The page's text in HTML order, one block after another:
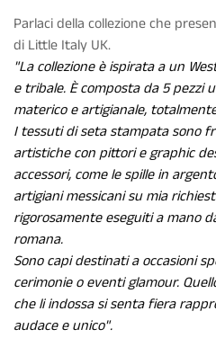
Parlaci della collezione che
di Little Italy UK.
"La collezione è ispirata a un
e tribale. È composta da 5 pezzi
materico e artigianale,
I tessuti di seta stampata sono
artistiche con pittori e graphic
accessori, come le spille in
artigiani messicani su mia
rigorosamente eseguiti a mano
romana.
Sono capi destinati a occasioni
cerimonie o eventi glamour.
che li indossa si senta fiera
audace e unico".